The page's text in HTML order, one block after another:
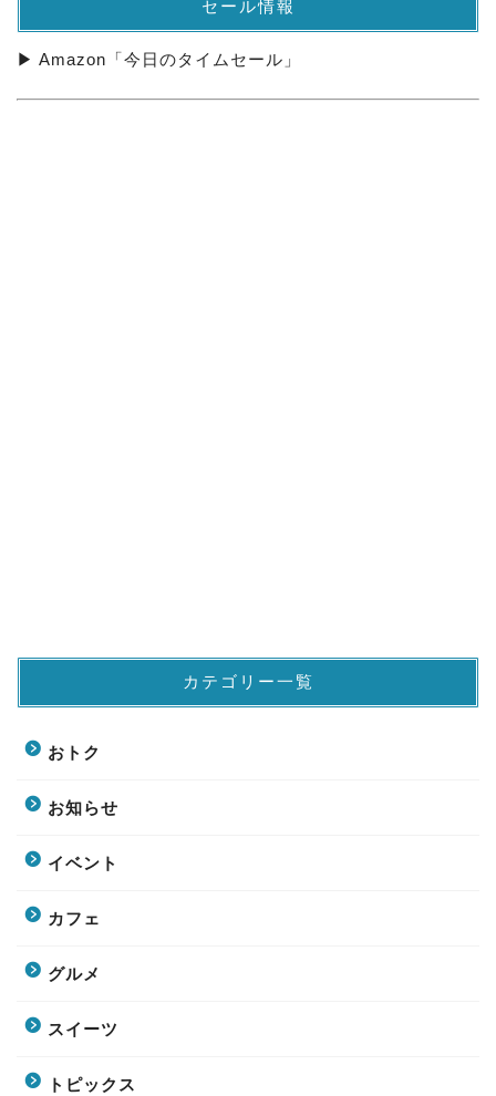
セール情報
▶ Amazon「今日のタイムセール」
カテゴリー一覧
おトク
お知らせ
イベント
カフェ
グルメ
スイーツ
トピックス